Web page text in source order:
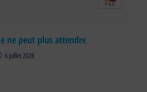
ne peut plus attendre
6 juillet 2026